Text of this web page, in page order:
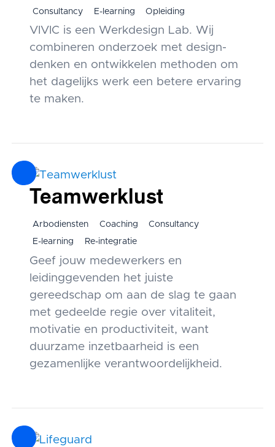
Consultancy E-learning Opleiding
VIVIC is een Werkdesign Lab. Wij
combineren onderzoek met design-
denken en ontwikkelen methoden om
het dagelijks werk een betere ervaring
te maken.
Teamwerklust
Arbodiensten Coaching
Consultancy
E-learning
Re-integratie
Geef jouw medewerkers en
leidinggevenden het juiste
gereedschap om aan de slag te gaan
met gedeelde regie over vitaliteit,
motivatie en productiviteit, want
duurzame inzetbaarheid is een
gezamenlijke verantwoordelijkheid.